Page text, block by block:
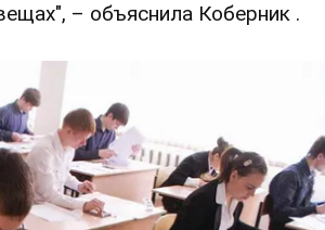
– объяснила Коберник .